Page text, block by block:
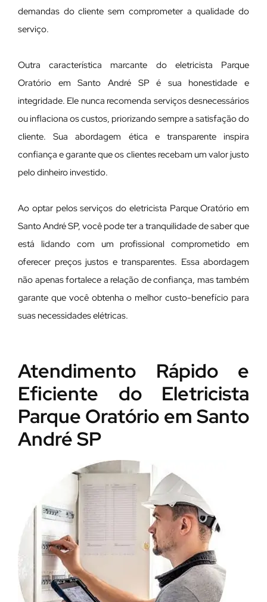
demandas do cliente sem comprometer a qualidade do
serviço.
Outra característica marcante do eletricista Parque
Oratório em Santo André SP é sua honestidade e
integridade. Ele nunca recomenda serviços desnecessários
ou inflaciona os custos, priorizando sempre a satisfação do
cliente. Sua abordagem ética e transparente inspira
confiança e garante que os clientes recebam um valor justo
pelo dinheiro investido.
Ao optar pelos serviços do eletricista Parque Oratório em
Santo André SP, você pode ter a tranquilidade de saber que
está lidando com um profissional comprometido em
oferecer preços justos e transparentes. Essa abordagem
não apenas fortalece a relação de confiança, mas também
garante que você obtenha o melhor custo-benefício para
suas necessidades elétricas.
Atendimento Rápido e
Eficiente do Eletricista
Parque Oratório em Santo
André SP